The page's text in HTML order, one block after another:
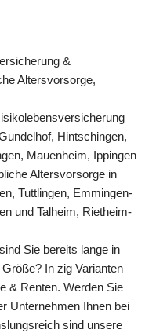
&
Altersvorsorge,
Hintschingen,
Mauenheim, Ippingen
Altersvorsorge in
Tuttlingen, Emmingen-
und Talheim, Rietheim-
sind Sie bereits lange in
In zig Varianten
& Renten. Werden Sie
Unternehmen Ihnen bei
sind unsere